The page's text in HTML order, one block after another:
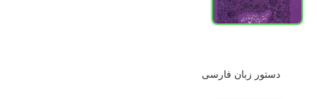
دستور زبان فارسی